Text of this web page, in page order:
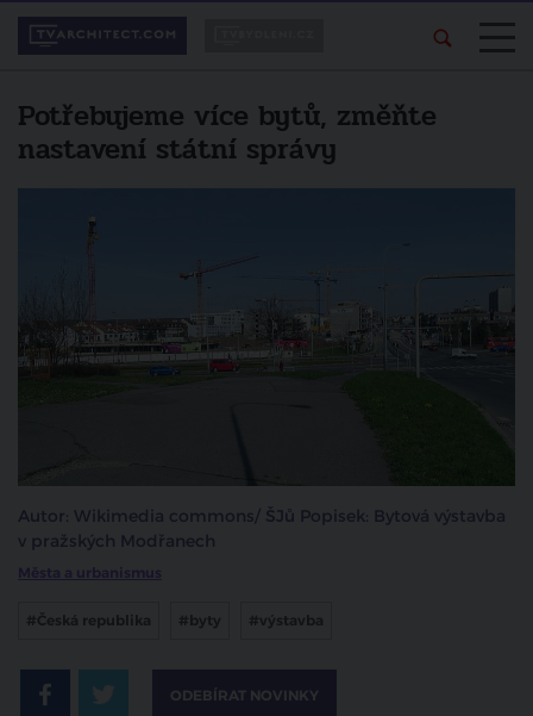
Potřebujeme více bytů, změňte
nastavení státní správy
Autor: Wikimedia commons/ ŠJů Popisek: Bytová výstavba
v pražských Modřanech
Města a urbanismus
#Česká republika #byty #výstavba
ODEBÍRAT NOVINKY